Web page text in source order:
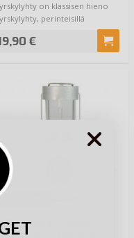
on klassisen hieno
perinteisillä
€
Original Candle